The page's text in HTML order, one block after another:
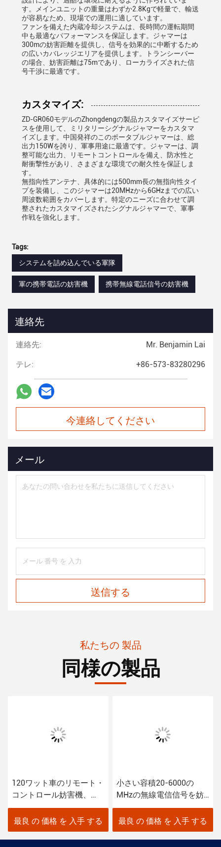
す。メインユニットの重量はわずか2.8Kgで軽量で、輸送
が容易なため、現場での運用に適しています。
ファンを備えた内蔵冷却システムは、長時間の運転期間
中も最適なパフォーマンスを保証します。ジャマーは
300mの妨害距離を提供し、信号を効果的に中断するため
の広いカバレッジエリアを提供します。トランシーバー
の場合、妨害距離は75mであり、ローカライズされた信
号干渉に最適です。
カスタマイズ:
ZD-GR060モデルのZhongdengの製品カスタマイズサービ
スを使用して、ミリタリーシグナルジャマーをカスタマ
イズします。中国発祥のこのポータブルジャマーは、総
出力150Wを誇り、軍事用途に最適です。ジャマーは、調
整可能な出力、リモートコントロールを備え、防水性と
耐衝撃性があり、さまざまな環境での耐久性を保証しま
す。
無指向性アンテナ、具体的には500mm長の無指向性タイ
プを装備し、このジャマーは20MHzから6GHzまでの広い
周波数範囲をカバーします。特定のニーズに合わせて調
整されたカスタマイズされたシグナルジャマーで、軍事
作戦を強化します。
Tags:
システムを詰め込んでいる軍隊
軍の携帯電話の妨害機 携帯無線電話信号の妨害機
連絡先
連絡先: Mr. Benjamin Lai
テレ: +86-573-83280296
今連絡してください
メール
送信する
私たちの 製品
同様の製品
120ワット車のリモート・
コントロール妨害機、
100mの高い範囲の可動装
置の妨害機
最良 の 価格 を 入手 する
小さい容積20-6000の
MHzの無線電信信号を妨
げるための軍信号の妨害
機
最良 の 価格 を 入手 する